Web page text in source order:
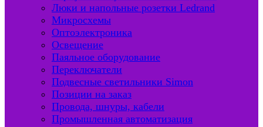
Люки и напольные розетки Ledrand
Микросхемы
Оптоэлектроника
Освещение
Паяльное оборудование
Переключатели
Подвесные светильники Simon
Позиции на заказ
Провода, шнуры, кабели
Промышленная автоматизация